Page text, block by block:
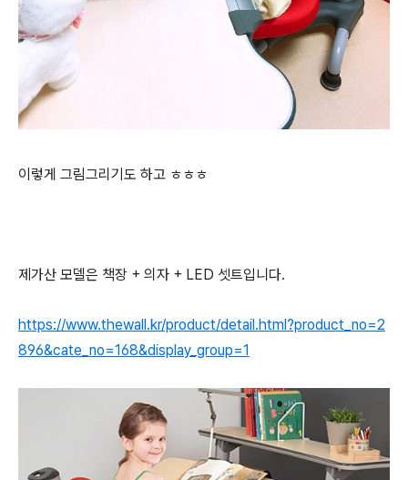
이렇게 그림그리기도 하고 ㅎㅎㅎ
제가산 모델은 책장 + 의자 + LED 셋트입니다.
https://www.thewall.kr/product/detail.html?product_no=2
896&cate_no=168&display_group=1